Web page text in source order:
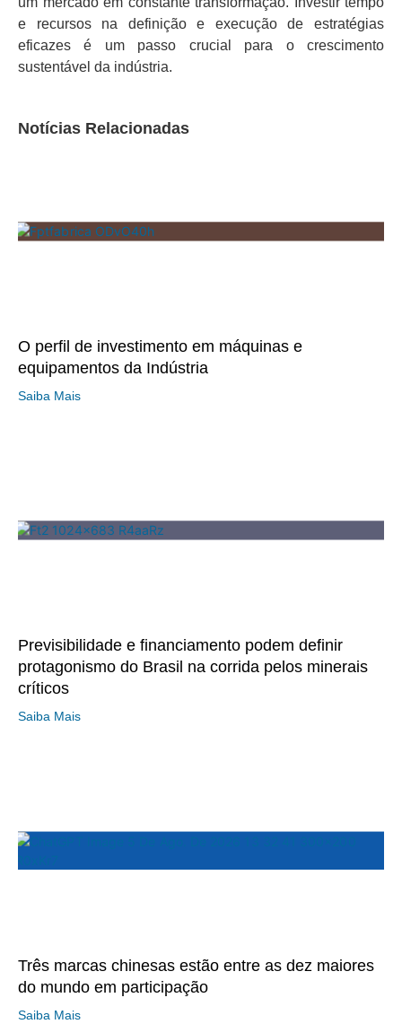
e recursos na definição e execução de estratégias
eficazes é um passo crucial para o crescimento
sustentável da indústria.
Notícias Relacionadas
O perfil de investimento em máquinas e
equipamentos da Indústria
Saiba Mais
Previsibilidade e financiamento podem definir
protagonismo do Brasil na corrida pelos minerais
críticos
Saiba Mais
Três marcas chinesas estão entre as dez maiores
do mundo em participação
Saiba Mais